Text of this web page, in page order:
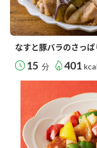
なすと豚バラのさっ
15 分 401